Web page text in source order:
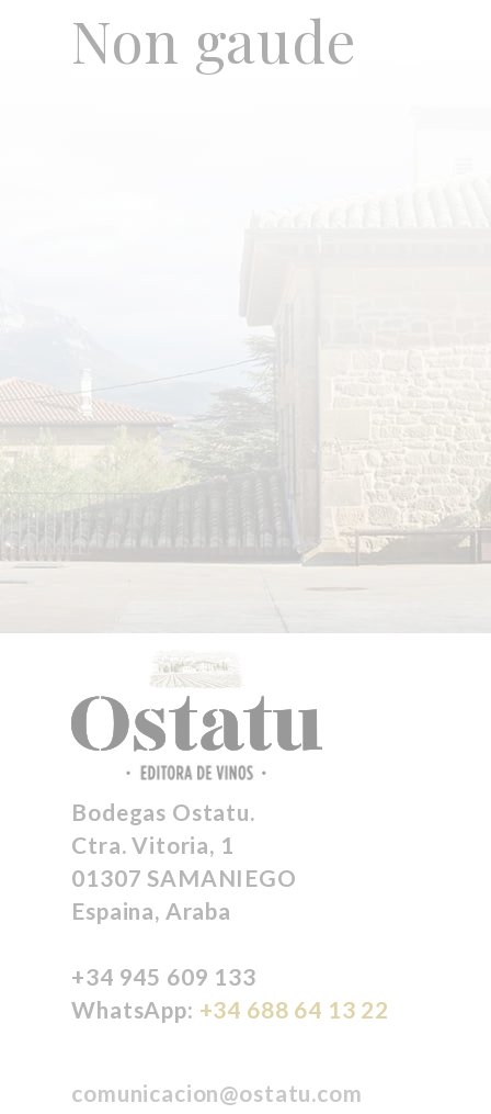
Non gaude
Bodegas Ostatu.
Ctra. Vitoria, 1
01307 SAMANIEGO
Espaina, Araba
+34 945 609 133
WhatsApp: +34 688 64 13 22
comunicacion@ostatu.com